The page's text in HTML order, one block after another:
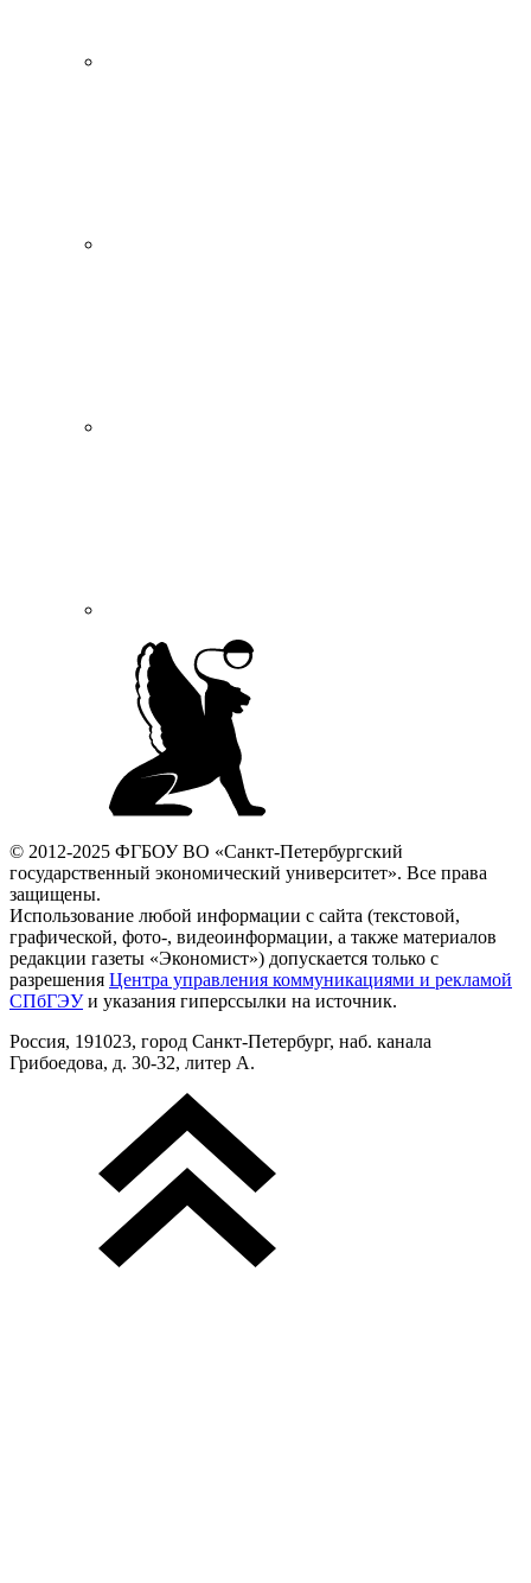
© 2012-2025 ФГБОУ ВО «Санкт-Петербургский
государственный экономический университет». Все права
защищены.
Использование любой информации с сайта (текстовой,
графической, фото-, видеоинформации, а также материалов
редакции газеты «Экономист») допускается только с
разрешения Центра управления коммуникациями и рекламой
СПбГЭУи указания гиперссылки на источник.
Россия, 191023, город Санкт-Петербург, наб. канала
Грибоедова, д. 30-32, литер А.